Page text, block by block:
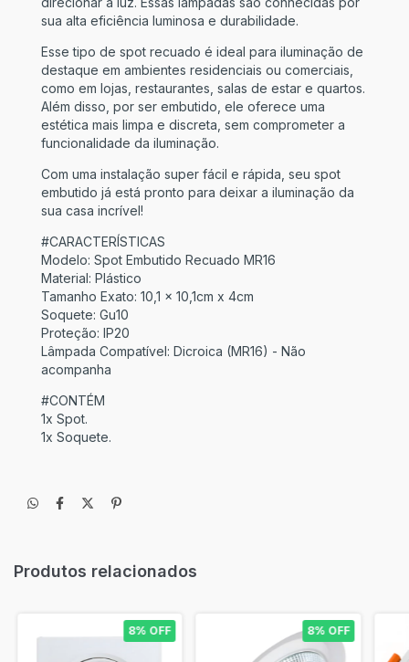
sua alta eficiência luminosa e durabilidade.
Esse tipo de spot recuado é ideal para iluminação de
destaque em ambientes residenciais ou comerciais,
como em lojas, restaurantes, salas de estar e quartos.
Além disso, por ser embutido, ele oferece uma
estética mais limpa e discreta, sem comprometer a
funcionalidade da iluminação.
Com uma instalação super fácil e rápida, seu spot
embutido já está pronto para deixar a iluminação da
sua casa incrível!
#CARACTERÍSTICAS
Modelo: Spot Embutido Recuado MR16
Material: Plástico
Tamanho Exato: 10,1 x 10,1cm x 4cm
Soquete: Gu10
Proteção: IP20
Lâmpada Compatível: Dicroica (MR16) - Não
acompanha
#CONTÉM
1x Spot.
1x Soquete.
Produtos relacionados
8% OFF 8% OFF